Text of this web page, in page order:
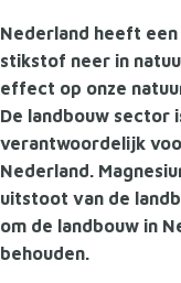
Nederland heeft
stikstof neer in
effect op onze
De landbouw sector
verantwoordelijk
Nederland.
uitstoot van de
om de landbouw in
behouden.